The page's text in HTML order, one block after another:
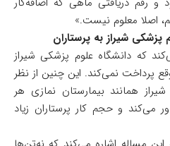
اصلا معلوم نیست.»
که دانشگاه علوم پزشکی شیراز
پرداخت نمی‌کند. این چنین از نظر
همانند بیمارستان نمازی هر
۲ تا ۳ نفر را کاور می‌کند و حجم کار پرستاران زیاد